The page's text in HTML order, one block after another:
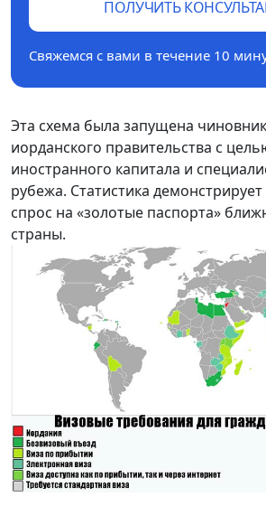
ПОЛУЧИТЬ
Свяжемся с вами в течение 10
Эта схема была запущена
иорданского правительства с
иностранного капитала и
рубежа. Статистика
спрос на «золотые паспорта»
страны.